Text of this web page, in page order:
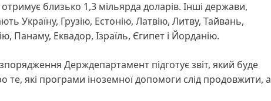
близько 1,3 мільярда доларів. Інші держави,
Україну, Грузію, Естонію, Латвію, Литву, Тайвань,
Панаму, Еквадор, Ізраїль, Єгипет і Йорданію.
Держдепартамент підготує звіт, який буде
які програми іноземної допомоги слід продовжити, а